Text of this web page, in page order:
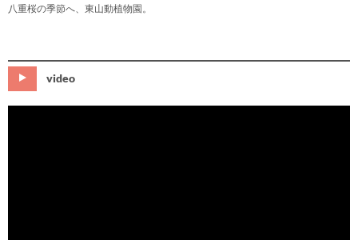
八重桜の季節へ、東山動植物園。
video